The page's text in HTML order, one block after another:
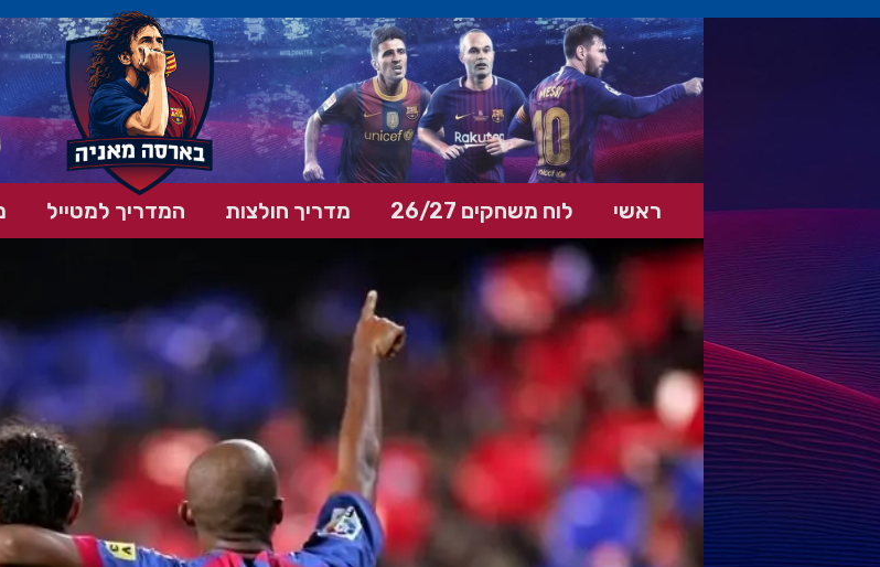
ראשי לוח משחקים 26/27 מדריך חולצות המדריך למטייל